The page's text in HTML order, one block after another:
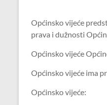
Općinsko vijeće
prava i dužnosti
Općinsko vijeće
Općinsko vijeće ima
Općinsko vijeće: